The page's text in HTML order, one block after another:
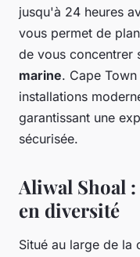
jusqu'à 24 heures
vous permet de
de vous concentrer
marine. Cape
installations
garantissant une
sécurisée.
Aliwal Shoal
en diversité
Situé au large de la